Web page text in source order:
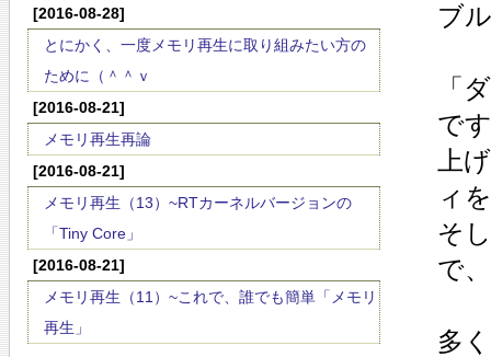
[2016-08-28]
とにかく、一度メモリ再生に取り組みたい方の
ために（＾＾ｖ
[2016-08-21]
メモリ再生再論
[2016-08-21]
メモリ再生（13）~RTカーネルバージョンの
「Tiny Core」
[2016-08-21]
メモリ再生（11）~これで、誰でも簡単「メモリ
再生」
ブ
「
で
上
ィ
そ
で
多